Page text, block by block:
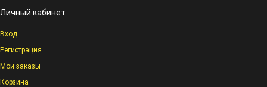
Личный кабинет
Вход
Регистрация
Мои заказы
Корзина